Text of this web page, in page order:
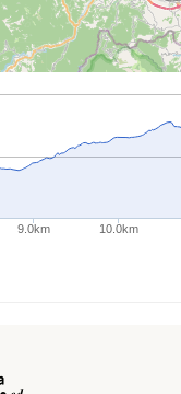
9.0km 10.0km